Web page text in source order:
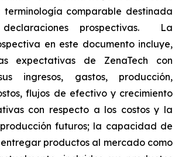
terminología comparable destinada
prospectivas. La
en este documento incluye,
expectativas de ZenaTech con
ingresos, gastos, producción,
flujos de efectivo y crecimiento
con respecto a los costos y la
futuros; la capacidad de
productos al mercado como